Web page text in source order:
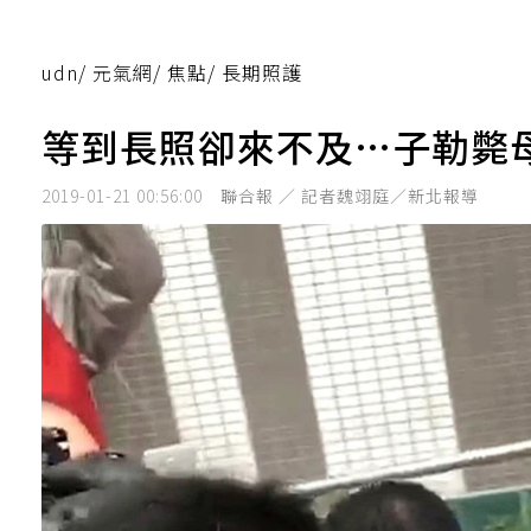
udn/ 元氣網/ 焦點/ 長期照護
等到長照卻來不及…子勒斃
2019-01-21 00:56:00 聯合報 ／ 記者魏翊庭／新北報導